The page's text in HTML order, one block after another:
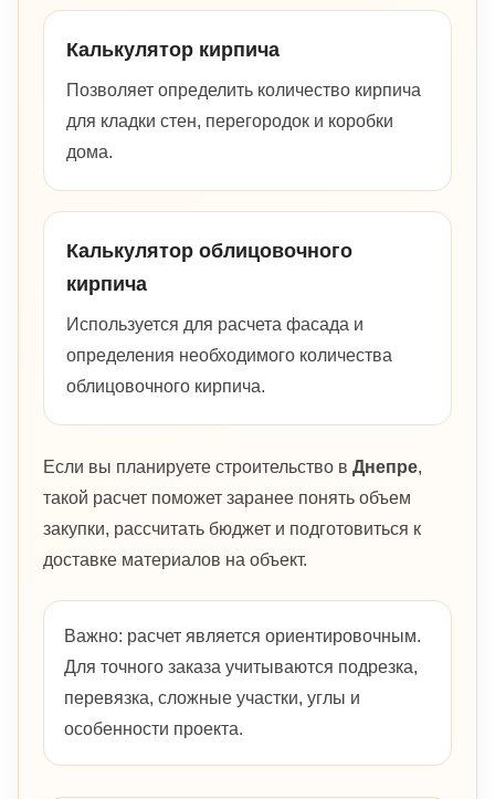
Калькулятор кирпича
Позволяет определить количество кирпича
для кладки стен, перегородок и коробки
дома.
Калькулятор облицовочного
кирпича
Используется для расчета фасада и
определения необходимого количества
облицовочного кирпича.
Если вы планируете строительство в Днепре,
такой расчет поможет заранее понять объем
закупки, рассчитать бюджет и подготовиться к
доставке материалов на объект.
Важно: расчет является ориентировочным.
Для точного заказа учитываются подрезка,
перевязка, сложные участки, углы и
особенности проекта.